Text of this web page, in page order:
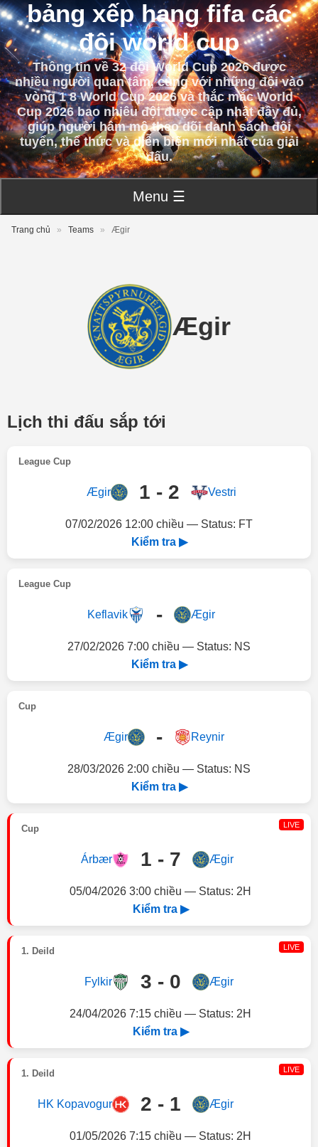
bảng xếp hạng fifa các
đội world cup
Thông tin về 32 đội World Cup 2026 được
nhiều người quan tâm, cùng với những đội vào
vòng 1 8 World Cup 2026 và thắc mắc World
Cup 2026 bao nhiêu đội được cập nhật đầy đủ,
giúp người hâm mộ theo dõi danh sách đội
tuyển, thể thức và diễn biến mới nhất của giải
đấu.
Menu ☰
Trang chủ » Teams » Ægir
Ægir
Lịch thi đấu sắp tới
League Cup
Ægir 1 - 2 Vestri
07/02/2026 12:00 chiều — Status: FT
Kiểm tra ▶
League Cup
Keflavik - Ægir
27/02/2026 7:00 chiều — Status: NS
Kiểm tra ▶
Cup
Ægir - Reynir
28/03/2026 2:00 chiều — Status: NS
Kiểm tra ▶
Cup LIVE
Árbær 1 - 7 Ægir
05/04/2026 3:00 chiều — Status: 2H
Kiểm tra ▶
1. Deild LIVE
Fylkir 3 - 0 Ægir
24/04/2026 7:15 chiều — Status: 2H
Kiểm tra ▶
1. Deild LIVE
HK Kopavogur 2 - 1 Ægir
01/05/2026 7:15 chiều — Status: 2H